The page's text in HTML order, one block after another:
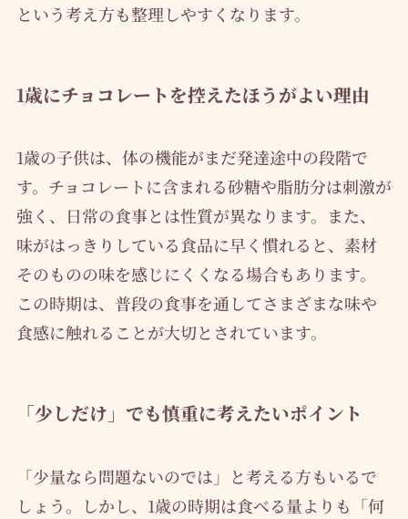
という考え方も整理しやすくなります。
1歳にチョコレートを控えたほうがよい理由
1歳の子供は、体の機能がまだ発達途中の段階で
す。チョコレートに含まれる砂糖や脂肪分は刺激が
強く、日常の食事とは性質が異なります。また、
味がはっきりしている食品に早く慣れると、素材
そのものの味を感じにくくなる場合もあります。
この時期は、普段の食事を通してさまざまな味や
食感に触れることが大切とされています。
「少しだけ」でも慎重に考えたいポイント
「少量なら問題ないのでは」と考える方もいるで
しょう。しかし、1歳の時期は食べる量よりも「何